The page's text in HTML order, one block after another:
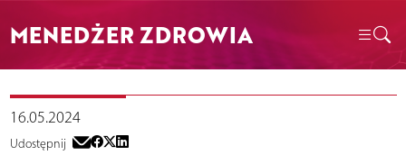
MENEDŻER ZDROWIA
16.05.2024
Udostępnij